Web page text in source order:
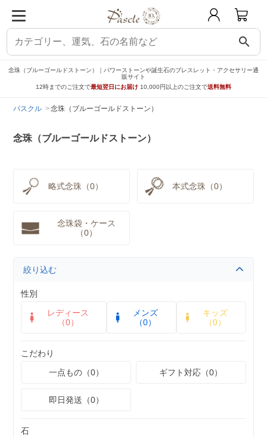
search
念珠（ブルーゴールドストーン）｜パワーストーンや誕生石のブレスレット・アクセサリー通
販サイト
12時までのご注文で最短翌日にお届け 10,000円以上のご注文で送料無料
パスクル 念珠（ブルーゴールドストーン）
念珠（ブルーゴールドストーン）
略式念珠（0） 本式念珠（0）
念珠袋・ケース
（0）
絞り込む
性別
レディース
（0）
メンズ
（0）
キッズ
（0）
こだわり
一点もの（0）
ギフト対応（0）
即日発送（0）
石